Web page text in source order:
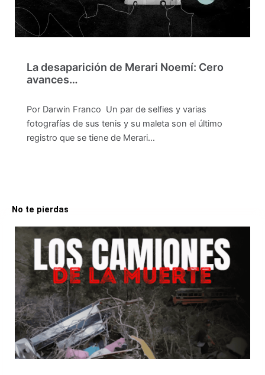
La desaparición de Merari Noemí: Cero
avances…
Por Darwin Franco Un par de selfies y varias
fotografías de sus tenis y su maleta son el último
registro que se tiene de Merari…
No te pierdas